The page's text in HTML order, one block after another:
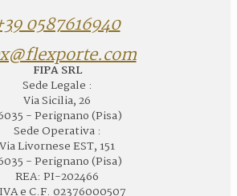
0587616940
FIPA SRL
Sede Legale :
Via Sicilia, 26
- Perignano (Pisa)
Sede Operativa :
Via Livornese EST, 151
- Perignano (Pisa)
REA: PI-202466
e C.F. 02376000507